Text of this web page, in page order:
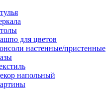
для цветов
настенные/пристенные
напольный